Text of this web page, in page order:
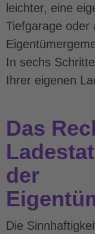
leichter, eine
Tiefgarage oder
In sechs
Ihrer eigenen
Das
der
Die